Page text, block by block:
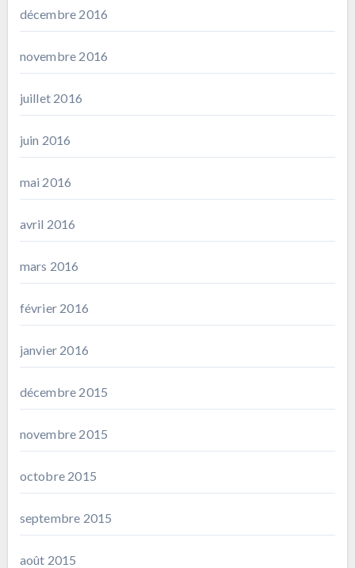
décembre 2016
novembre 2016
juillet 2016
juin 2016
mai 2016
avril 2016
mars 2016
février 2016
janvier 2016
décembre 2015
novembre 2015
octobre 2015
septembre 2015
août 2015